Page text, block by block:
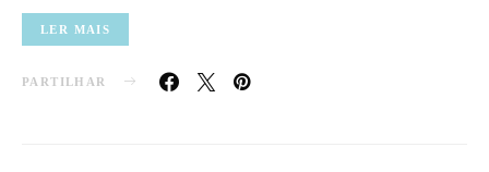
LER MAIS
PARTILHAR